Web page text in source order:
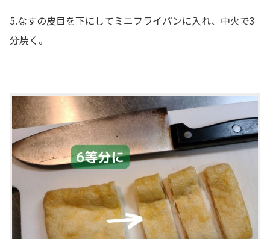
5.なすの皮目を下にしてミニフライパンに入れ、中火で3
分焼く。